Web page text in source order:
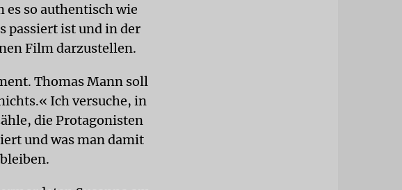
es so authentisch wie
passiert ist und in der
Film darzustellen.
Thomas Mann soll
Ich versuche, in
die Protagonisten
und was man damit